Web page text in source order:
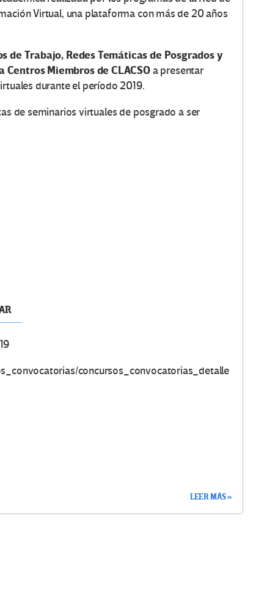
Virtual, una plataforma con más de 20 años
de Trabajo, Redes Temáticas de Posgrados y
Miembros de CLACSOa presentar
durante el período 2019.
de seminarios virtuales de posgrado a ser
concursos_convocatorias_detalle
LEER MÁS »